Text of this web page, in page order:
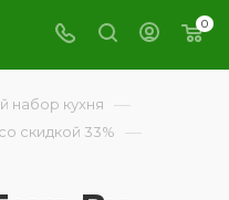
0
набор кухня —
скидкой 33% —